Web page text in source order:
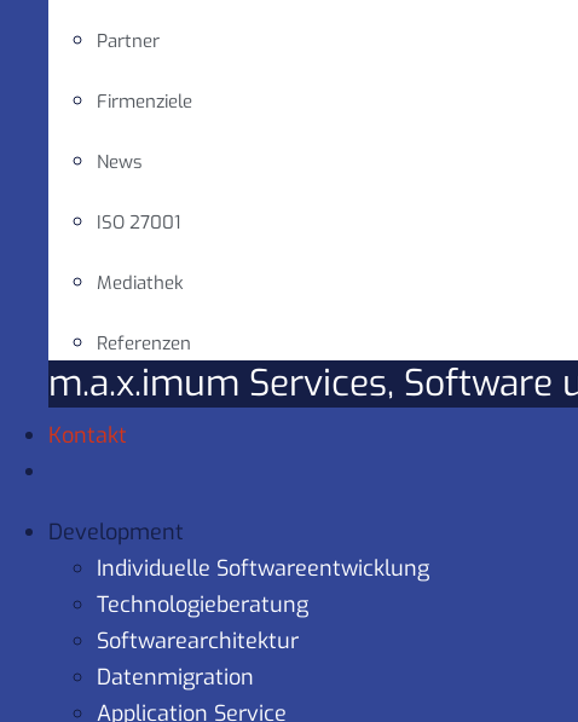
Partner
Firmenziele
News
ISO 27001
Mediathek
Referenzen
m.a.x.imum Services,
Kontakt
Development
Individuelle Softwareentwicklung
Technologieberatung
Softwarearchitektur
Datenmigration
Application Service